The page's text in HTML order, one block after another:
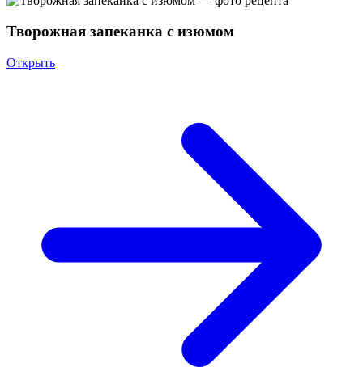
Творожная запеканка с изюмом
Открыть